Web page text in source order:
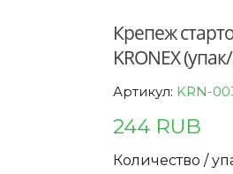
Крепеж
KRONEX
Артикул: KRN-
244 RUB
Количество /